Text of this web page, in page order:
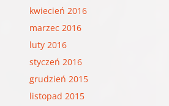
kwiecień 2016
marzec 2016
luty 2016
styczeń 2016
grudzień 2015
listopad 2015